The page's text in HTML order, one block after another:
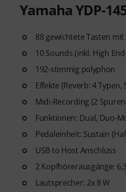
Yamaha YDP-
88 gewichtete Tasten
10 Sounds (inkl. High
192-stimmig polyphon
Effekte (Reverb: 4
Midi-Recording (2
Funktionen: Dual, Duo-
Pedaleinheit: Sustain
USB to Host Anschluss
2 Kopfhörerausgänge:
Lautsprecher: 2x 8 W